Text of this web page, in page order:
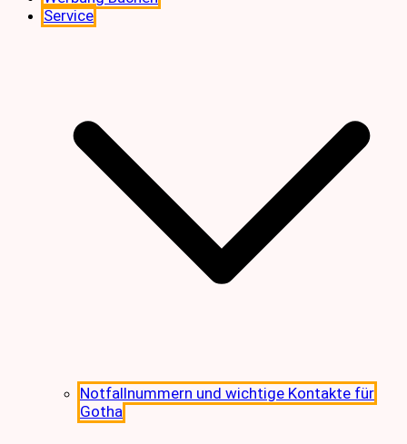
Service
Notfallnummern und wichtige Kontakte für
Gotha